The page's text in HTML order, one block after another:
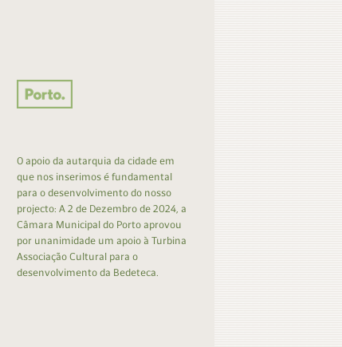
O apoio da autarquia da cidade em
que nos inserimos é fundamental
para o desenvolvimento do nosso
projecto: A 2 de Dezembro de 2024, a
Câmara Municipal do Porto aprovou
por unanimidade um apoio à Turbina
Associação Cultural para o
desenvolvimento da Bedeteca.